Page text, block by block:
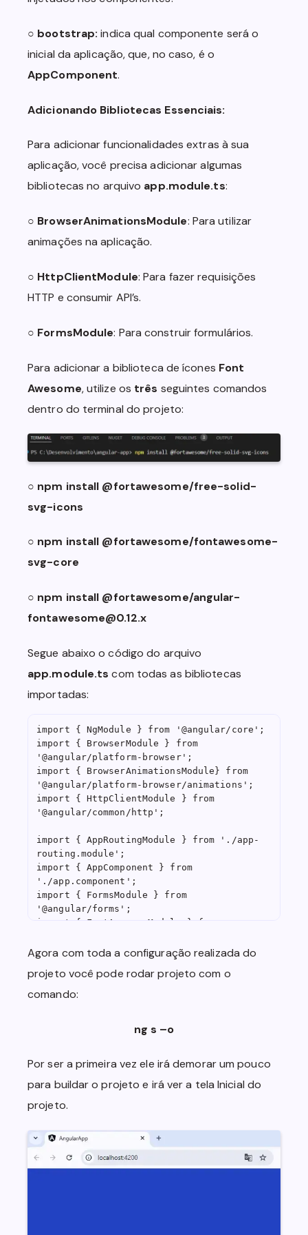
  position: relative;
  width: 100%;
  border-bottom-left-radius: 20px;
  border-bottom-right-radius: 20px;
}
.upper-data img {
  top: 0;
  left: 0;
}
.weather-data {
  z-index: 1;
  width: 100%;
  display: flex;
}
  color: var(--white);
  text-align: center;
  color: var(--white);
  text-align: center;
}
.more-info-label {
  font-size: 1.9em;
  flex-direction: column;
  align-items: center;
  margin-top: 0.5rem;
.more-info-container {
  flex: 1;
  background-color: var(--shadow-dark);
  border-bottom-left-radius: 20px;
  border-bottom-right-radius: 20px;
  border-top-left-radius: 20px;
  border-top-right-radius: 20px;
  margin-bottom: 1em;
  margin-left: 1em;
  margin-right: 1em;
  display: flex;
  flex-direction: row;
  flex-wrap: wrap;
.info-block {
  width: 50%;
  display: flex;
  flex-direction: row;
.info-block-label {
  flex-direction: column;
  align-items: center;
}
○ bootstrap: indica qual componente será o
inicial da aplicação, que, no caso, é o
AppComponent.
Adicionando Bibliotecas Essenciais:
Para adicionar funcionalidades extras à sua
aplicação, você precisa adicionar algumas
bibliotecas no arquivo app.module.ts:
○ BrowserAnimationsModule: Para utilizar
animações na aplicação.
○ HttpClientModule: Para fazer requisições
HTTP e consumir API’s.
○ FormsModule: Para construir formulários.
Para adicionar a biblioteca de ícones Font
Awesome, utilize os três seguintes comandos
dentro do terminal do projeto:
○ npm install @fortawesome/free-solid-
svg-icons
○ npm install @fortawesome/fontawesome-
svg-core
○ npm install @fortawesome/angular-
fontawesome@0.12.x
Segue abaixo o código do arquivo
app.module.ts com todas as bibliotecas
importadas:
import { NgModule } from '@angular/core';
import { BrowserModule } from
'@angular/platform-browser';
import { BrowserAnimationsModule} from
'@angular/platform-browser/animations';
import { HttpClientModule } from
'@angular/common/http';
import { AppRoutingModule } from './app-
routing.module';
import { AppComponent } from
'./app.component';
import { FormsModule } from
'@angular/forms';
import { FontAwesomeModule } from
declarations: [
AppComponent
BrowserAnimationsModule,
FormsModule,
FontAwesomeModule
providers: [],
bootstrap: [AppComponent]
})
export class AppModule { }
Agora com toda a configuração realizada do
projeto você pode rodar projeto com o
comando:
ng s –o
Por ser a primeira vez ele irá demorar um pouco
para buildar o projeto e irá ver a tela Inicial do
projeto.